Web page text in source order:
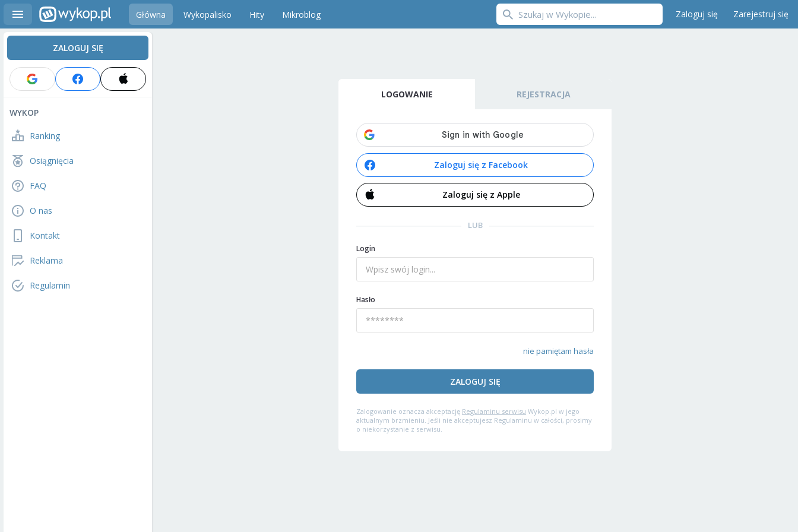
Główna Wykopalisko Hity Mikroblog Zaloguj się Zarejestruj się
ZALOGUJ SIĘ
WYKOP
Ranking
Osiągnięcia
FAQ
O nas
Kontakt
Reklama
Regulamin
LOGOWANIE REJESTRACJA
Zaloguj się z Facebook
Zaloguj się z Apple
LUB
Login
Hasło
nie pamiętam hasła
ZALOGUJ SIĘ
Zalogowanie oznacza akceptację Regulaminu serwisu Wykop.pl w jego
aktualnym brzmieniu. Jeśli nie akceptujesz Regulaminu w całości, prosimy
o niekorzystanie z serwisu.